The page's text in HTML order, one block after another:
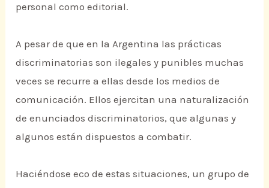
personal como editorial.
A pesar de que en la Argentina las prácticas
discriminatorias son ilegales y punibles muchas
veces se recurre a ellas desde los medios de
comunicación. Ellos ejercitan una naturalización
de enunciados discriminatorios, que algunas y
algunos están dispuestos a combatir.
Haciéndose eco de estas situaciones, un grupo de